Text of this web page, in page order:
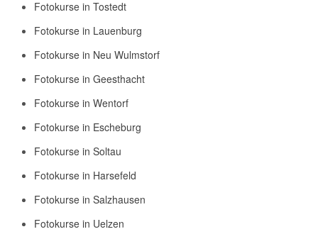
Fotokurse in Tostedt
Fotokurse in Lauenburg
Fotokurse in Neu Wulmstorf
Fotokurse in Geesthacht
Fotokurse in Wentorf
Fotokurse in Escheburg
Fotokurse in Soltau
Fotokurse in Harsefeld
Fotokurse in Salzhausen
Fotokurse in Uelzen